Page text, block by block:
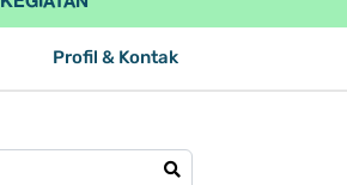
Profil & Kontak